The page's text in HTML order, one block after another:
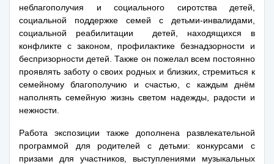
неблагополучия и социального сиротства детей,
социальной поддержке семей с детьми-инвалидами,
социальной реабилитации детей, находящихся в
конфликте с законом, профилактике безнадзорности и
беспризорности детей. Также он пожелал всем постоянно
проявлять заботу о своих родных и близких, стремиться к
семейному благополучию и счастью, с каждым днём
наполнять семейную жизнь светом надежды, радости и
нежности.
Работа экспозиции также дополнена развлекательной
программой для родителей с детьми: конкурсами с
призами для участников, выступлениями музыкальных